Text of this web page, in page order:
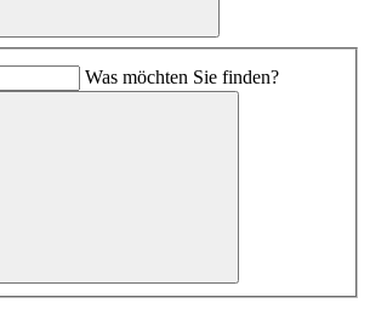
Was möchten Sie finden?